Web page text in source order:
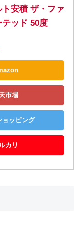
安積 ザ・ファ
テッド 50度
市場
ョッピング
カリ